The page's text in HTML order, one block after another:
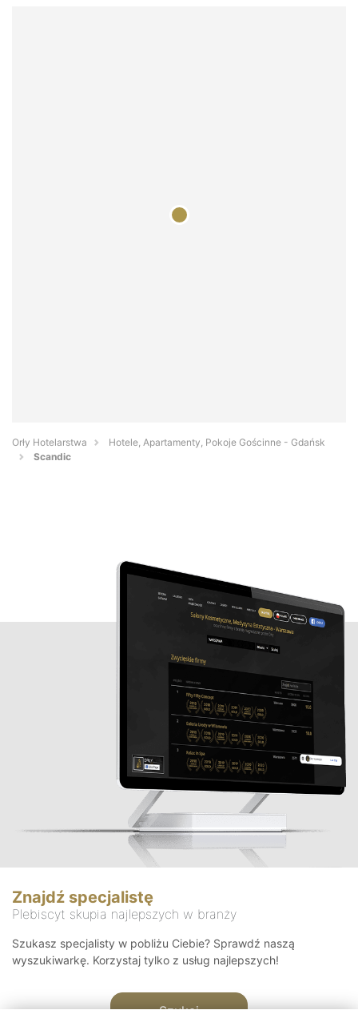
Orły Hotelarstwa
Hotele, Apartamenty, Pokoje Gościnne - Gdańsk
Scandic
Znajdź specjalistę
Plebiscyt skupia najlepszych w branży
Szukasz specjalisty w pobliżu Ciebie? Sprawdź naszą
wyszukiwarkę. Korzystaj tylko z usług najlepszych!